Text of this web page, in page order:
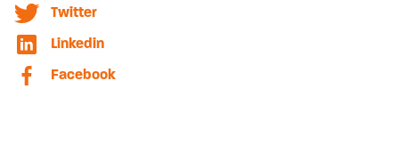
Twitter
Linkedin
Facebook